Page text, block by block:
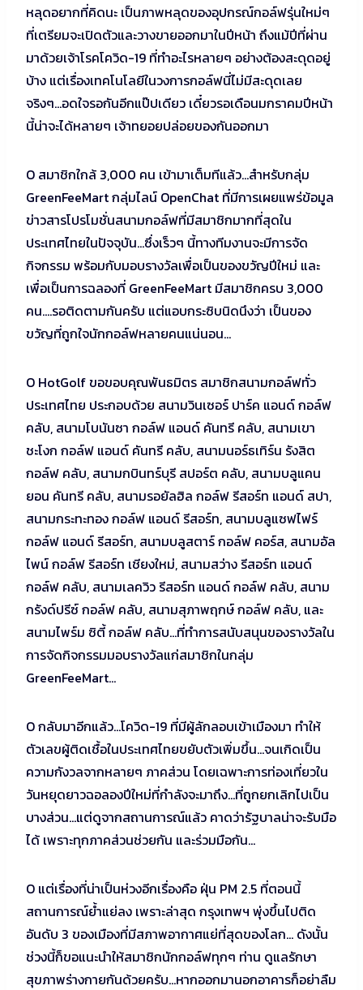
หลุดอยากที่คิดนะ เป็นภาพหลุดของอุปกรณ์กอล์ฟรุ่นใหม่ๆ
ที่เตรียมจะเปิดตัวและวางขายออกมาในปีหน้า ถึงแม้ปีที่ผ่าน
มาด้วยเจ้าโรคโควิด-19 ที่ทำอะไรหลายๆ อย่างต้องสะดุดอยู่
บ้าง แต่เรื่องเทคโนโลยีในวงการกอล์ฟนี่ไม่มีสะดุดเลย
จริงๆ…อดใจรอกันอีกแป๊ปเดียว เดี๋ยวรอเดือนมกราคมปีหน้า
นี้น่าจะได้หลายๆ เจ้าทยอยปล่อยของกันออกมา
O สมาชิกใกล้ 3,000 คน เข้ามาเต็มทีแล้ว…สำหรับกลุ่ม
GreenFeeMart กลุ่มไลน์ OpenChat ที่มีการเผยแพร่ข้อมูล
ข่าวสารโปรโมชั่นสนามกอล์ฟที่มีสมาชิกมากที่สุดใน
ประเทศไทยในปัจจุบัน…ซึ่งเร็วๆ นี้ทางทีมงานจะมีการจัด
กิจกรรม พร้อมกับมอบรางวัลเพื่อเป็นของขวัญปีใหม่ และ
เพื่อเป็นการฉลองที่ GreenFeeMart มีสมาชิกครบ 3,000
คน….รอติดตามกันครับ แต่แอบกระซิบนิดนึงว่า เป็นของ
ขวัญที่ถูกใจนักกอล์ฟหลายคนแน่นอน…
O HotGolf ขอขอบคุณพันธมิตร สมาชิกสนามกอล์ฟทั่ว
ประเทศไทย ประกอบด้วย สนามวินเซอร์ ปาร์ค แอนด์ กอล์ฟ
คลับ, สนามโบนันซา กอล์ฟ แอนด์ คันทรี คลับ, สนามเขา
ชะโงก กอล์ฟ แอนด์ คันทรี คลับ, สนามนอร์ธเทิร์น รังสิต
กอล์ฟ คลับ, สนามกบินทร์บุรี สปอร์ต คลับ, สนามบลูแคน
ยอน คันทรี คลับ, สนามรอยัลฮิล กอล์ฟ รีสอร์ท แอนด์ สปา,
สนามกระทะทอง กอล์ฟ แอนด์ รีสอร์ท, สนามบลูแซฟไฟร์
กอล์ฟ แอนด์ รีสอร์ท, สนามบลูสตาร์ กอล์ฟ คอร์ส, สนามอัล
ไพน์ กอล์ฟ รีสอร์ท เชียงใหม่, สนามสว่าง รีสอร์ท แอนด์
กอล์ฟ คลับ, สนามเลควิว รีสอร์ท แอนด์ กอล์ฟ คลับ, สนาม
กรังด์ปรีซ์ กอล์ฟ คลับ, สนามสุภาพฤกษ์ กอล์ฟ คลับ, และ
สนามไพร์ม ซิตี้ กอล์ฟ คลับ…ที่ทำการสนับสนุนของรางวัลใน
การจัดกิจกรรมมอบรางวัลแก่สมาชิกในกลุ่ม
GreenFeeMart…
O กลับมาอีกแล้ว…โควิด-19 ที่มีผู้ลักลอบเข้าเมืองมา ทำให้
ตัวเลขผู้ติดเชื้อในประเทศไทยขยับตัวเพิ่มขึ้น…จนเกิดเป็น
ความกังวลจากหลายๆ ภาคส่วน โดยเฉพาะการท่องเที่ยวใน
วันหยุดยาวฉอลองปีใหม่ที่กำลังจะมาถึง…ที่ถูกยกเลิกไปเป็น
บางส่วน…แต่ดูจากสถานการณ์แล้ว คาดว่ารัฐบาลน่าจะรับมือ
ได้ เพราะทุกภาคส่วนช่วยกัน และร่วมมือกัน…
O แต่เรื่องที่น่าเป็นห่วงอีกเรื่องคือ ฝุ่น PM 2.5 ที่ตอนนี้
สถานการณ์ย้ำแย่ลง เพราะล่าสุด กรุงเทพฯ พุ่งขึ้นไปติด
อันดับ 3 ของเมืองที่มีสภาพอากาศแย่ที่สุดของโลก… ดังนั้น
ช่วงนี้ก็ขอแนะนำให้สมาชิกนักกอล์ฟทุกๆ ท่าน ดูแลรักษา
สุขภาพร่างกายกันด้วยครับ…หากออกมานอกอาคารก็อย่าลืม